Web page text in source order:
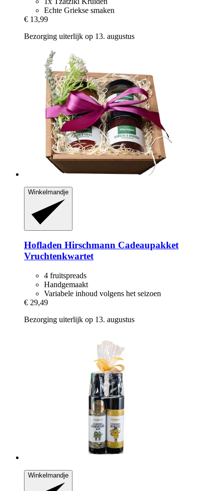
Echte Griekse smaken
€ 13,99
Bezorging uiterlijk op 13. augustus
Winkelmandje
Hofladen Hirschmann Cadeaupakket
Vruchtenkwartet
4 fruitspreads
Handgemaakt
Variabele inhoud volgens het seizoen
€ 29,49
Bezorging uiterlijk op 13. augustus
Winkelmandje